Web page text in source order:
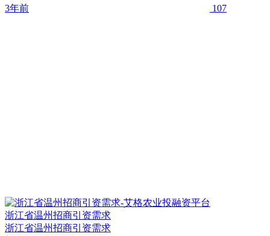
3年前 107
浙江省温州招商引资需求
浙江省温州招商引资需求